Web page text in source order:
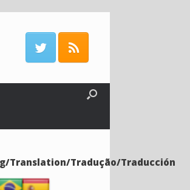
Translation/Tradução/Traducción